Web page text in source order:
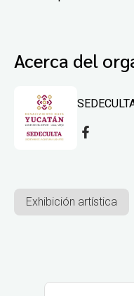
Acerca del
Exhibición artística